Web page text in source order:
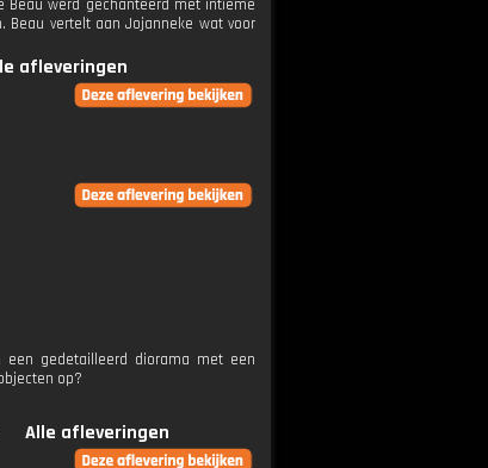
Beau werd gechanteerd met intieme
Beau vertelt aan Jojanneke wat voor
afleveringen
een gedetailleerd diorama met een
op?
Alle afleveringen